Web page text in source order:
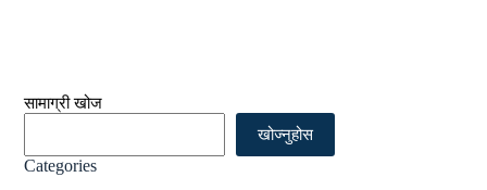
सामाग्री खोज
खोज्नुहोस
Categories